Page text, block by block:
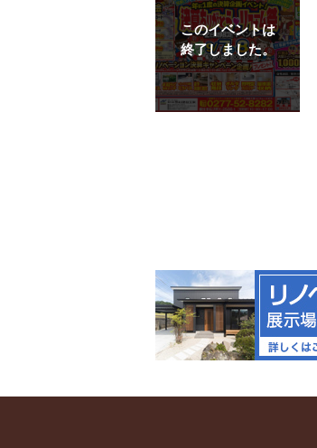
このイベントは
終了しました。